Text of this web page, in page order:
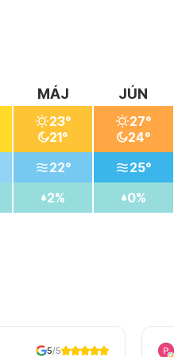
MÁJ
23°
21°
22°
2%
JÚN
27°
24°
25°
0%
5/5